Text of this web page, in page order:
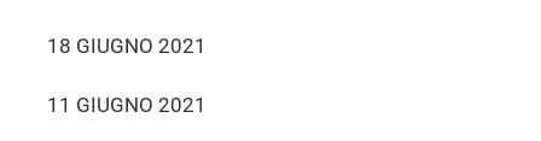
18 GIUGNO 2021
11 GIUGNO 2021